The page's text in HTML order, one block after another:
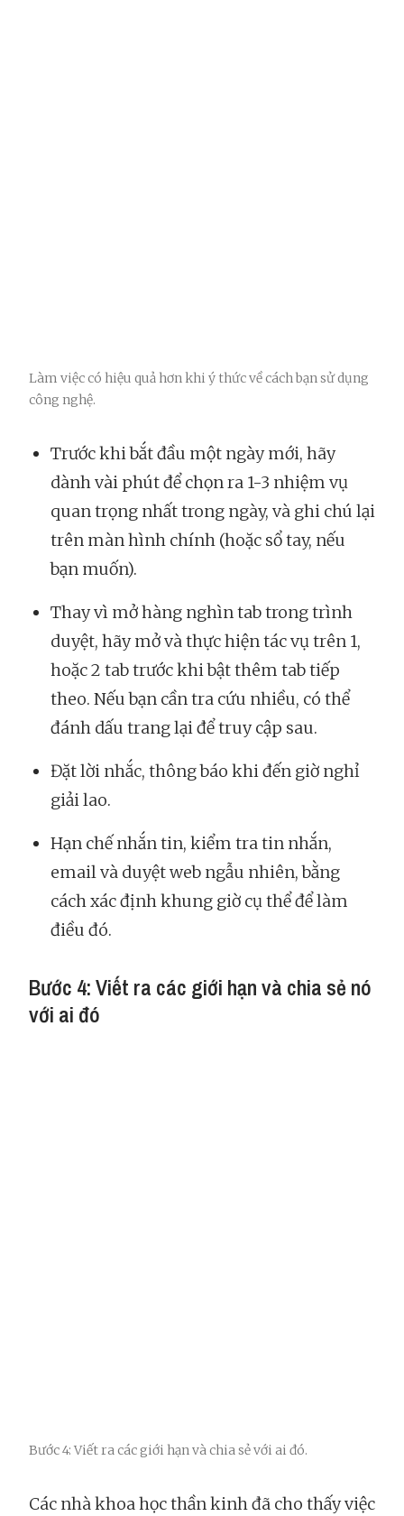
Làm việc có hiệu quả hơn khi ý thức về cách bạn sử dụng
công nghệ.
Trước khi bắt đầu một ngày mới, hãy
dành vài phút để chọn ra 1-3 nhiệm vụ
quan trọng nhất trong ngày, và ghi chú lại
trên màn hình chính (hoặc sổ tay, nếu
bạn muốn).
Thay vì mở hàng nghìn tab trong trình
duyệt, hãy mở và thực hiện tác vụ trên 1,
hoặc 2 tab trước khi bật thêm tab tiếp
theo. Nếu bạn cần tra cứu nhiều, có thể
đánh dấu trang lại để truy cập sau.
Đặt lời nhắc, thông báo khi đến giờ nghỉ
giải lao.
Hạn chế nhắn tin, kiểm tra tin nhắn,
email và duyệt web ngẫu nhiên, bằng
cách xác định khung giờ cụ thể để làm
điều đó.
Bước 4: Viết ra các giới hạn và chia sẻ nó
với ai đó
Bước 4: Viết ra các giới hạn và chia sẻ với ai đó.
Các nhà khoa học thần kinh đã cho thấy việc